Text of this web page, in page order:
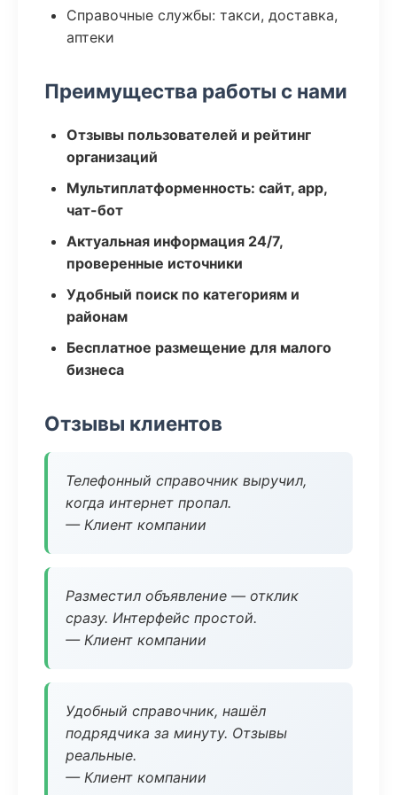
Справочные службы: такси, доставка,
аптеки
Преимущества работы с нами
Отзывы пользователей и рейтинг
организаций
Мультиплатформенность: сайт, app,
чат-бот
Актуальная информация 24/7,
проверенные источники
Удобный поиск по категориям и
районам
Бесплатное размещение для малого
бизнеса
Отзывы клиентов
Телефонный справочник выручил,
когда интернет пропал.
— Клиент компании
Разместил объявление — отклик
сразу. Интерфейс простой.
— Клиент компании
Удобный справочник, нашёл
подрядчика за минуту. Отзывы
реальные.
— Клиент компании